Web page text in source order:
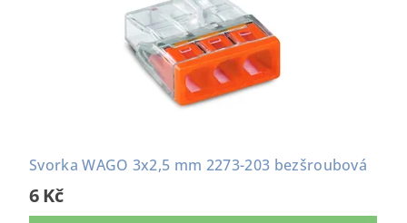
Svorka WAGO 3x2,5 mm 2273-203 bezšroubová
6 Kč